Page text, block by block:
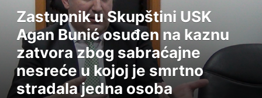
Zastupnik u Skupštini USK
Agan Bunić osuđen na kaznu
zatvora zbog sabraćajne
nesreće u kojoj je smrtno
stradala jedna osoba